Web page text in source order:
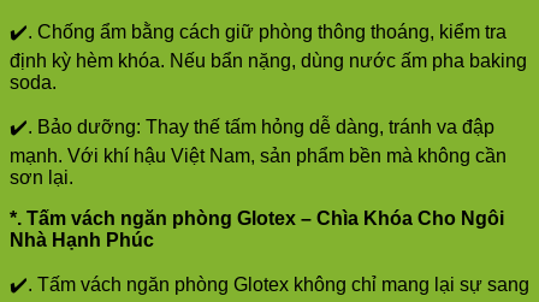
✔️. Chống ẩm bằng cách giữ phòng thông thoáng, kiểm tra
định kỳ hèm khóa. Nếu bẩn nặng, dùng nước ấm pha baking
soda.
✔️. Bảo dưỡng: Thay thế tấm hỏng dễ dàng, tránh va đập
mạnh. Với khí hậu Việt Nam, sản phẩm bền mà không cần
sơn lại.
*. Tấm vách ngăn phòng Glotex – Chìa Khóa Cho Ngôi
Nhà Hạnh Phúc
✔️. Tấm vách ngăn phòng Glotex không chỉ mang lại sự sang